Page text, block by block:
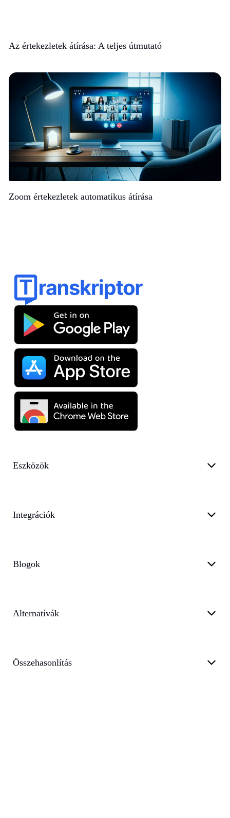
Az értekezletek átírása: A teljes útmutató
Zoom értekezletek automatikus átírása
Eszközök
Integrációk
Blogok
Alternatívák
Összehasonlítás